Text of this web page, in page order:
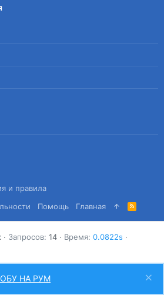
и правила
Помощь Главная
R
S
S
Запросов 14 Время 0.0822s
Снизу
НА РУМ